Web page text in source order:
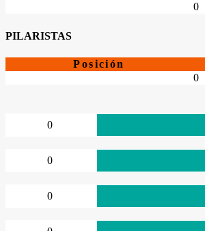
0
PILARISTAS
Posición
0
0
0
0